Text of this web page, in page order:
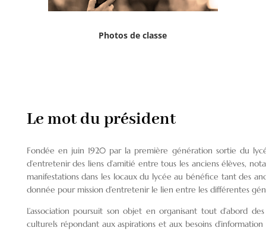
Photos de classe
Le mot du président
Fondée en juin 1920 par la première génération sortie du
d’entretenir des liens d’amitié entre tous les anciens élèves,
manifestations dans les locaux du lycée au bénéfice tant des
donnée pour mission d’entretenir le lien entre les différentes
L’association poursuit son objet en organisant tout d’abord
culturels répondant aux aspirations et aux besoins